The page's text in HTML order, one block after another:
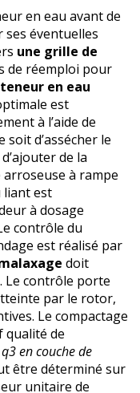
en eau avant de
éventuelles
une grille de
de réemploi pour
teneur en eau
est
à l’aide de
soit d’assécher le
de la
arroseuse à rampe
liant est
à dosage
contrôle du
est réalisé par
doit
Le contrôle porte
par le rotor,
Le compactage
qualité de
en couche de
être déterminé sur
unitaire de